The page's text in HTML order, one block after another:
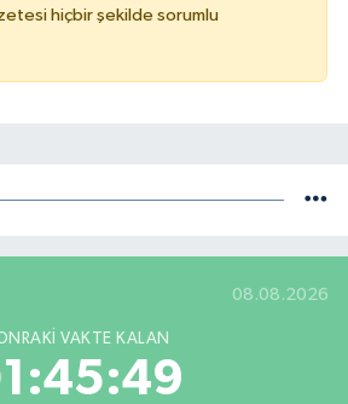
hiçbir şekilde sorumlu
08.08.2026
VAKTE KALAN